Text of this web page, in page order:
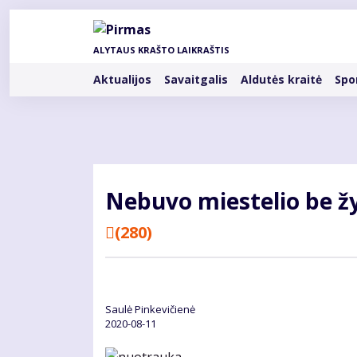
Pereiti
ALYTAUS KRAŠTO LAIKRAŠTIS
Rubrikos
Aktualijos Savaitgalis Aldutės kraitė
Ne­bu­vo mies­te­lio be
(280)
Saulė Pinkevičienė
2020-08-11